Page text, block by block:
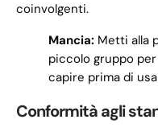
coinvolgenti.
Mancia: Metti alla
piccolo gruppo
capire prima di
Conformità agli